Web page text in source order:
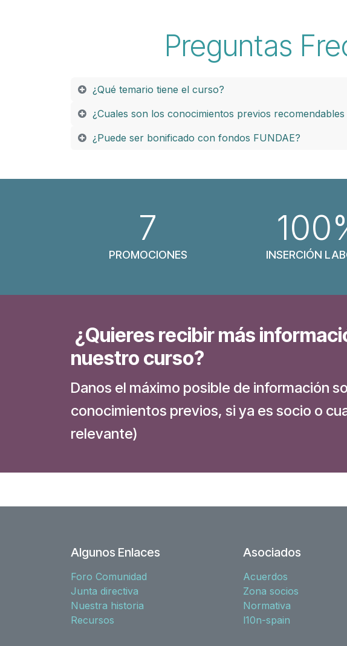
Preguntas
¿Qué temario tiene el curso?
¿Cuales son los conocimientos previos
¿Puede ser bonificado con fondos FUNDAE?
7
PROMOCIONES INSERCIÓN
¿Quieres recibir más
nuestro curso?
Danos el máximo posible de información
conocimientos previos, si ya es socio o
relevante)
Algunos Enlaces
Foro Comunidad
Junta directiva
Nuestra historia
Recursos
Asociados
Acuerdos
Zona socios
Normativa
l10n-spain